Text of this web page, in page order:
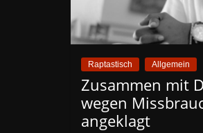
Raptastisch Allgemein
Zusammen mit
wegen
angeklagt